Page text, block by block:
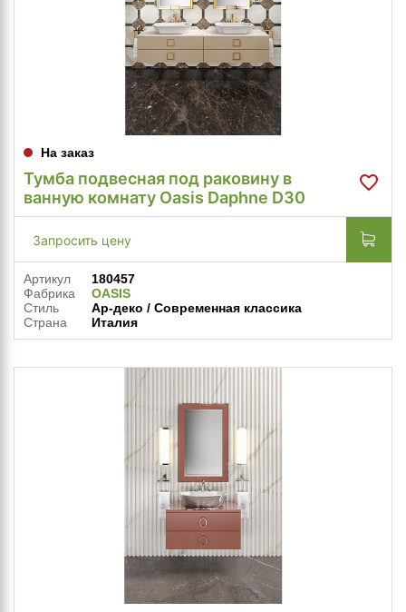
На заказ
Тумба подвесная под раковину в
ванную комнату Oasis Daphne D30
Запросить цену
Артикул
180457
Фабрика
OASIS
Стиль
Ар-деко / Современная классика
Страна
Италия